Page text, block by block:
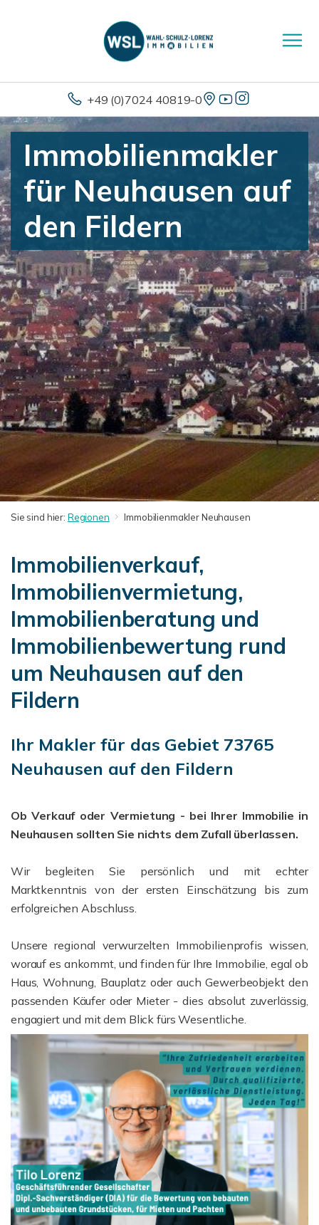
+49 (0)7024 40819-0
Immobilienmakler
für Neuhausen auf
den Fildern
Sie sind hier: Regionen Immobilienmakler Neuhausen
Immobilienverkauf,
Immobilienvermietung,
Immobilienberatung und
Immobilienbewertung rund
um Neuhausen auf den
Fildern
Ihr Makler für das Gebiet 73765
Neuhausen auf den Fildern
Ob Verkauf oder Vermietung - bei Ihrer Immobilie in
Neuhausen sollten Sie nichts dem Zufall überlassen.
Wir begleiten Sie persönlich und mit echter
Marktkenntnis von der ersten Einschätzung bis zum
erfolgreichen Abschluss.
Unsere regional verwurzelten Immobilienprofis wissen,
worauf es ankommt, und finden für Ihre Immobilie, egal ob
Haus, Wohnung, Bauplatz oder auch Gewerbeobjekt den
passenden Käufer oder Mieter - dies absolut zuverlässig,
engagiert und mit dem Blick fürs Wesentliche.